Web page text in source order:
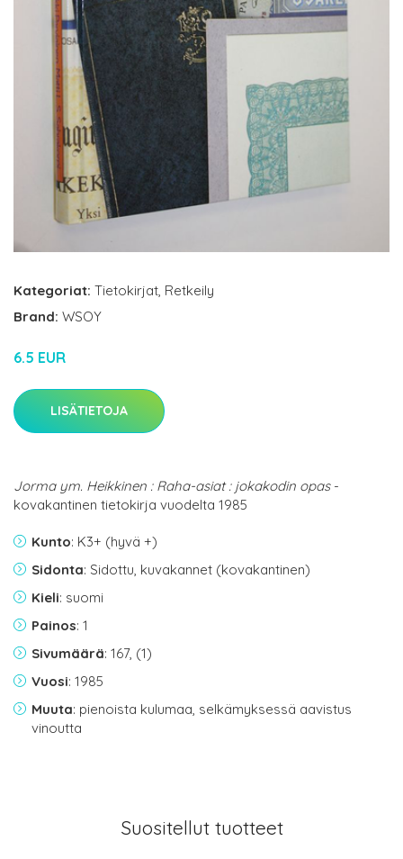
Kategoriat: Tietokirjat, Retkeily
Brand: WSOY
6.5 EUR
LISÄTIETOJA
Jorma ym. Heikkinen : Raha-asiat : jokakodin opas-
kovakantinen tietokirja vuodelta 1985
Kunto: K3+ (hyvä +)
Sidonta: Sidottu, kuvakannet (kovakantinen)
Kieli: suomi
Painos: 1
Sivumäärä: 167, (1)
Vuosi: 1985
Muuta: pienoista kulumaa, selkämyksessä aavistus
vinoutta
Suositellut tuotteet